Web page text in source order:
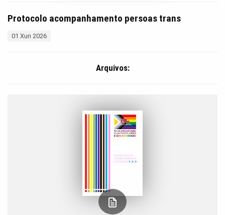
Protocolo acompanhamento persoas trans
01 Xun 2026
Arquivos: